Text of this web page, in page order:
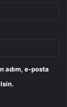
adım, e-posta